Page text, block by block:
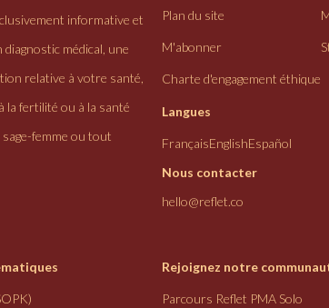
informative et
médical, une
relative à votre santé,
la fertilité ou à la santé
femme ou tout
Plan du site
M'abonner
Charte d'engagement éthique
Langues
FrançaisEnglishEspañol
Nous contacter
hello@reflet.co
Rejoignez notre
Parcours Reflet PMA Solo